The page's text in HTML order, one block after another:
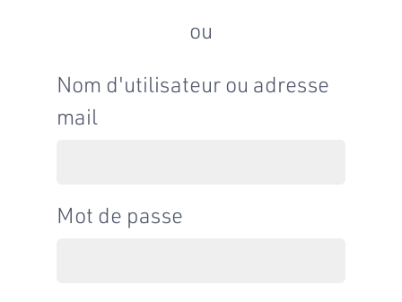
ou
Nom d'utilisateur ou adresse
mail
Mot de passe